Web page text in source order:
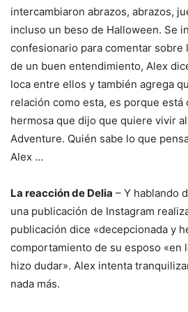
intercambiaron abrazos, abrazos,
incluso un beso de Halloween. Se
confesionario para comentar sobre
de un buen entendimiento, Alex
loca entre ellos y también agrega
relación como esta, es porque está
hermosa que dijo que quiere vivir
Adventure. Quién sabe lo que
Alex …
La reacción de Delia – Y hablando
una publicación de Instagram
publicación dice «decepcionada y
comportamiento de su esposo «en
hizo dudar». Alex intenta
nada más.